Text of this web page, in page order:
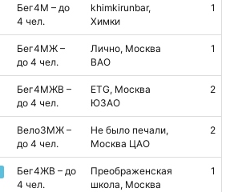
Бег4М – до
4 чел.
khimkirunbar,
Химки
1
Бег4МЖ –
до 4 чел.
Лично, Москва
ВАО
1
Бег4МЖВ –
до 4 чел.
ETG, Москва
ЮЗАО
2
Вело3МЖ –
до 4 чел.
Не было печали,
Москва ЦАО
2
Бег4ЖВ – до
4 чел.
Преображенская
школа, Москва
1